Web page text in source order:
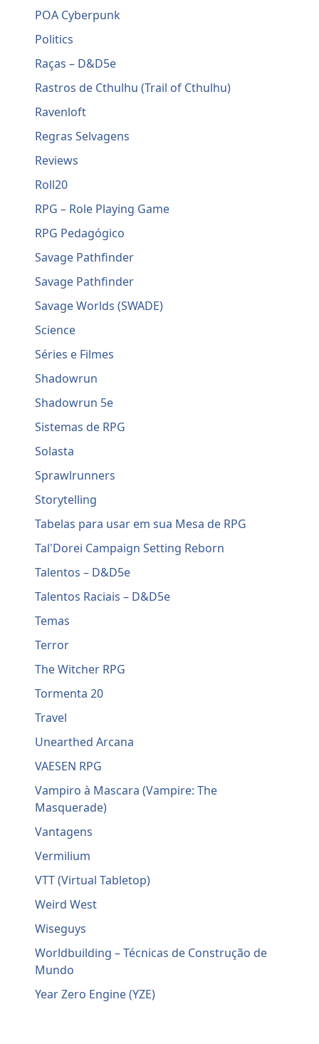
POA Cyberpunk
Politics
Raças – D&D5e
Rastros de Cthulhu (Trail of Cthulhu)
Ravenloft
Regras Selvagens
Reviews
Roll20
RPG – Role Playing Game
RPG Pedagógico
Savage Pathfinder
Savage Pathfinder
Savage Worlds (SWADE)
Science
Séries e Filmes
Shadowrun
Shadowrun 5e
Sistemas de RPG
Solasta
Sprawlrunners
Storytelling
Tabelas para usar em sua Mesa de RPG
Tal'Dorei Campaign Setting Reborn
Talentos – D&D5e
Talentos Raciais – D&D5e
Temas
Terror
The Witcher RPG
Tormenta 20
Travel
Unearthed Arcana
VAESEN RPG
Vampiro à Mascara (Vampire: The
Masquerade)
Vantagens
Vermilium
VTT (Virtual Tabletop)
Weird West
Wiseguys
Worldbuilding – Técnicas de Construção de
Mundo
Year Zero Engine (YZE)